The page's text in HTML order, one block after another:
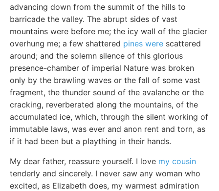
advancing down from the summit of the hills to
barricade the valley. The abrupt sides of vast
mountains were before me; the icy wall of the glacier
overhung me; a few shattered pines were scattered
around; and the solemn silence of this glorious
presence-chamber of imperial Nature was broken
only by the brawling waves or the fall of some vast
fragment, the thunder sound of the avalanche or the
cracking, reverberated along the mountains, of the
accumulated ice, which, through the silent working of
immutable laws, was ever and anon rent and torn, as
if it had been but a plaything in their hands.
My dear father, reassure yourself. I love my cousin
tenderly and sincerely. I never saw any woman who
excited, as Elizabeth does, my warmest admiration